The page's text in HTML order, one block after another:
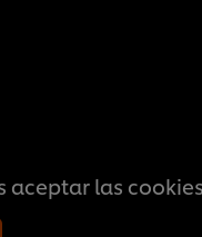
aceptar las